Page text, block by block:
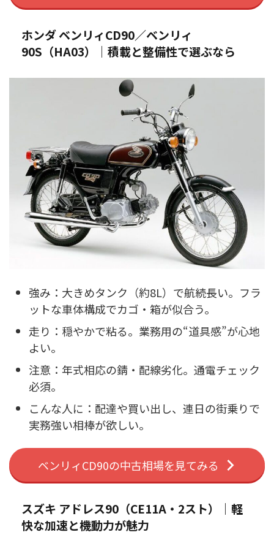
ホンダ ベンリィCD90／ベンリィ
90S（HA03）｜積載と整備性で選ぶなら
強み：大きめタンク（約8L）で航続長い。フラ
ットな車体構成でカゴ・箱が似合う。
走り：穏やかで粘る。業務用の“道具感”が心地
よい。
注意：年式相応の錆・配線劣化。通電チェック
必須。
こんな人に：配達や買い出し、連日の街乗りで
実務強い相棒が欲しい。
ベンリィCD90の中古相場を見てみる
スズキ アドレス90（CE11A・2スト）｜軽
快な加速と機動力が魅力